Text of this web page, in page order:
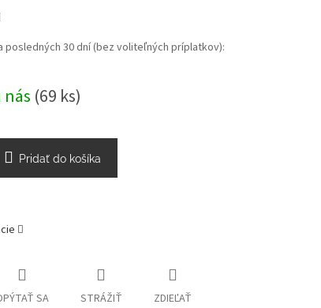
posledných 30 dní (bez voliteľných príplatkov):
(69 ks)
Pridať do košíka
SA STRÁŽIŤ ZDIEĽAŤ